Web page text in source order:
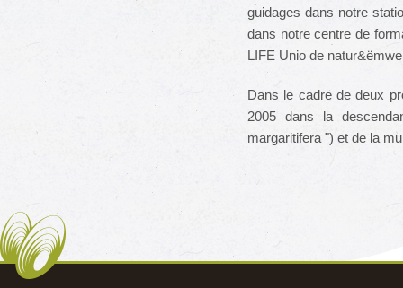
guidages dans notre
dans notre centre de
LIFE Unio de
Dans le cadre de deux
2005 dans la
margaritifera ") et de la